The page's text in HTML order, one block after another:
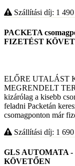
Szállítási díj: 1 490
PACKETA
FIZETÉST
ELŐRE UTALÁST
MEGRENDELT
kizárólag a kisebb
feladni Packetán
csomagponton már
Szállítási díj: 1 690
GLS AUTOMATA
KÖVETŐEN